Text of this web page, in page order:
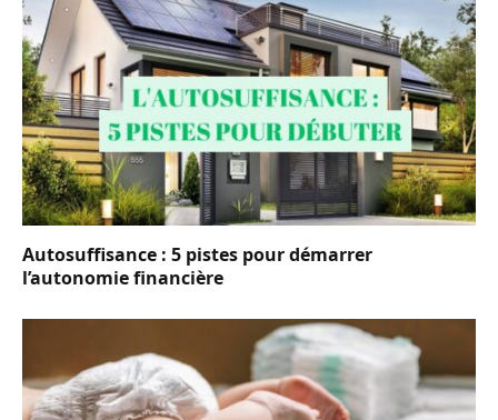
Autosuffisance : 5 pistes pour démarrer
l’autonomie financière